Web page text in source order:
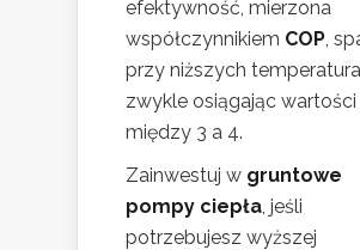
efektywność, mierzona
współczynnikiem COP,
przy niższych
zwykle osiągając wartości
między 3 a 4.
Zainwestuj w gruntowe
pompy ciepła, jeśli
potrzebujesz wyższej